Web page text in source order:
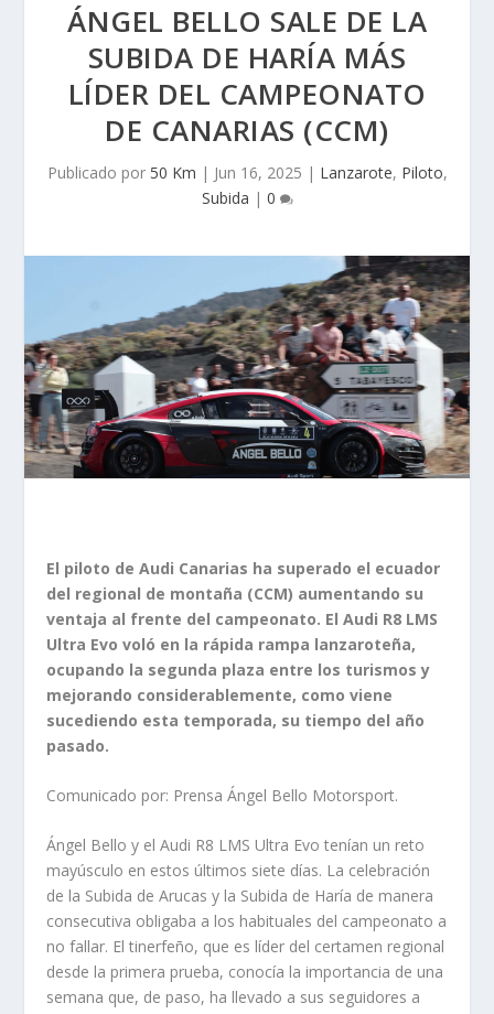
ÁNGEL BELLO SALE DE LA
SUBIDA DE HARÍA MÁS
LÍDER DEL CAMPEONATO
DE CANARIAS (CCM)
Publicado por 50 Km | Jun 16, 2025 | Lanzarote, Piloto,
Subida | 0
El piloto de Audi Canarias ha superado el ecuador
del regional de montaña (CCM) aumentando su
ventaja al frente del campeonato. El Audi R8 LMS
Ultra Evo voló en la rápida rampa lanzaroteña,
ocupando la segunda plaza entre los turismos y
mejorando considerablemente, como viene
sucediendo esta temporada, su tiempo del año
pasado.
Comunicado por: Prensa Ángel Bello Motorsport.
Ángel Bello y el Audi R8 LMS Ultra Evo tenían un reto
mayúsculo en estos últimos siete días. La celebración
de la Subida de Arucas y la Subida de Haría de manera
consecutiva obligaba a los habituales del campeonato a
no fallar. El tinerfeño, que es líder del certamen regional
desde la primera prueba, conocía la importancia de una
semana que, de paso, ha llevado a sus seguidores a